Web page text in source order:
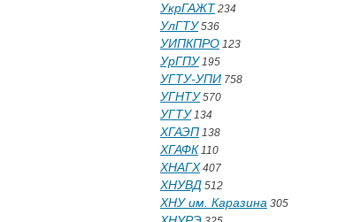
УкрГАЖТ 234
УлГТУ536
УИПКПРО 123
УрГПУ195
УГТУ-УПИ 758
УГНТУ570
УГТУ134
ХГАЭП 138
ХГАФК 110
ХНАГХ 407
ХНУВД 512
ХНУ им. Каразина 305